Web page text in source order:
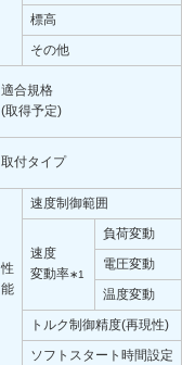
標高
その他
適合規格
(取得予定)
取付タイプ
性
能
速度制御範囲
速度
変動率∗1
負荷変動
電圧変動
温度変動
トルク制御精度(再現性)
ソフトスタート時間設定